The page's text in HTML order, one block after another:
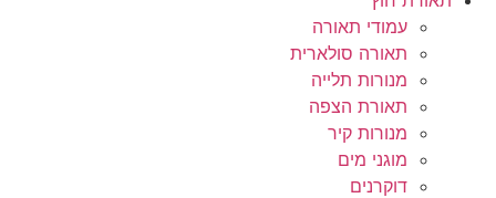
עמודי תאורה
תאורה סולארית
מנורות תלייה
תאורת הצפה
מנורות קיר
מוגני מים
דוקרנים